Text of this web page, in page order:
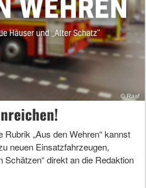
„Aus den Wehren“ kannst
neuen Einsatzfahrzeugen,
Schätzen“ direkt an die Redaktion